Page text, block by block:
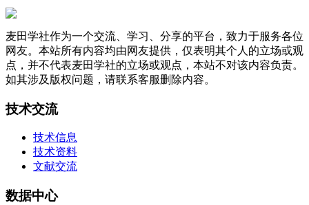
麦田学社作为一个交流、学习、分享的平台，致力于服务各位
网友。本站所有内容均由网友提供，仅表明其个人的立场或观
点，并不代表麦田学社的立场或观点，本站不对该内容负责。
如其涉及版权问题，请联系客服删除内容。
技术交流
技术信息
技术资料
文献交流
数据中心